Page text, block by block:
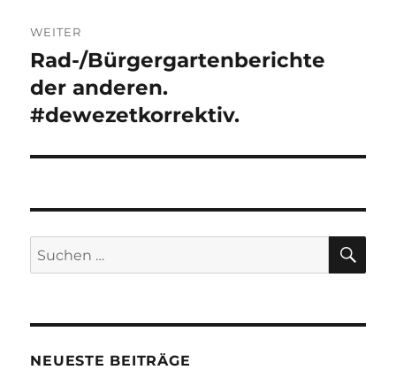
WEITER
Nächster
Beitrag:
Rad-/Bürgergartenberichte
der anderen.
#dewezetkorrektiv.
Suchen
nach:
NEUESTE BEITRÄGE